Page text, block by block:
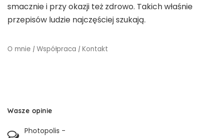
smacznie i przy okazji też zdrowo. Takich właśnie
przepisów ludzie najczęściej szukają.
O mnie | Współpraca | Kontakt
Wasze opinie
Photopolis -